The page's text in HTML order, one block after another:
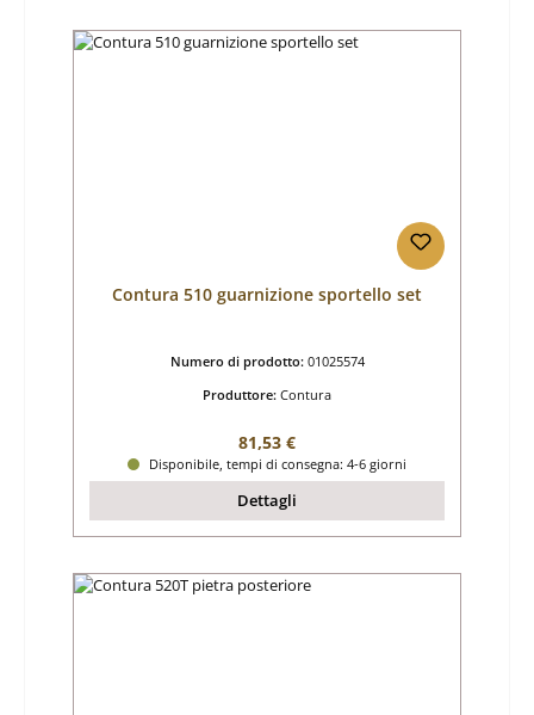
Contura 510 guarnizione sportello set
Numero di prodotto: 01025574
Produttore: Contura
Prezzo normale:
81,53 €
Disponibile, tempi di consegna: 4-6 giorni
Dettagli